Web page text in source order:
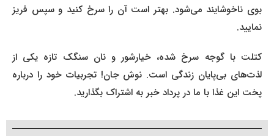
بوی ناخوشایند می‌شود. بهتر است آن را سرخ کنید و سپس فریز
نمایید.
کتلت با گوجه سرخ شده، خیارشور و نان سنگک تازه یکی از
لذت‌های بی‌پایان زندگی است. نوش جان! تجربیات خود را درباره
پخت این غذا با ما در پرداد خبر به اشتراک بگذارید.